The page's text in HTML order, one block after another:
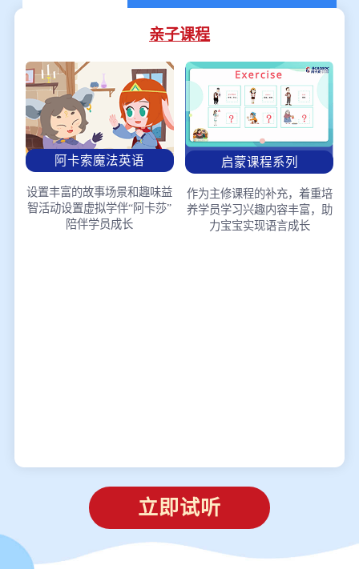
亲子课程
阿卡索魔法英语
设置丰富的故事场景和趣味益
智活动设置虚拟学伴“阿卡莎”
陪伴学员成长
启蒙课程系列
作为主修课程的补充，着重培
养学员学习兴趣内容丰富，助
力宝宝实现语言成长
立即试听